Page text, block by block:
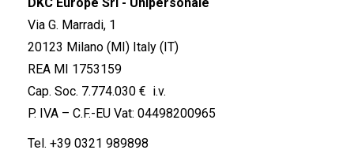
Via G. Marradi, 1
20123 Milano (MI) Italy (IT)
REA MI 1753159
Cap. Soc. 7.774.030 € i.v.
P. IVA – C.F.-EU Vat: 04498200965
Tel. +39 0321 989898